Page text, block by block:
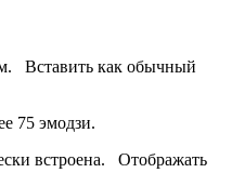
Вставить как обычный
75 эмодзи.
встроена. Отображать